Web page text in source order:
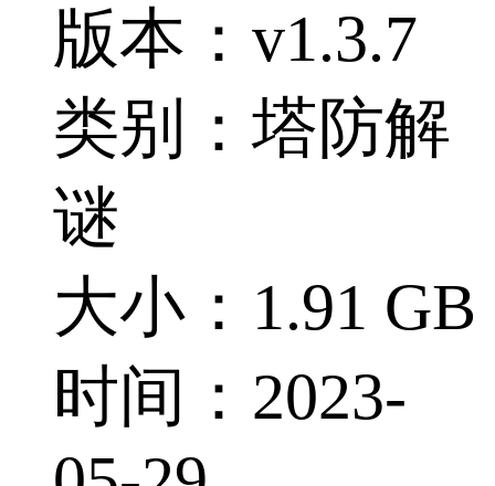
版本：v1.3.7
类别：塔防解
谜
大小：1.91 GB
时间：2023-